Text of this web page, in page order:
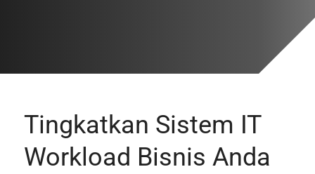
Tingkatkan Sistem IT
Workload Bisnis Anda